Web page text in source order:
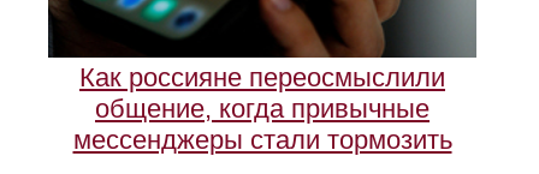
Как россияне переосмыслили
общение, когда привычные
мессенджеры стали тормозить